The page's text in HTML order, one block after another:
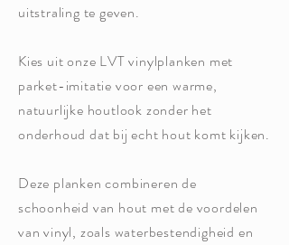
uitstraling te geven.
Kies uit onze LVT vinylplanken met
parket-imitatie voor een warme,
natuurlijke houtlook zonder het
onderhoud dat bij echt hout komt kijken.
Deze planken combineren de
schoonheid van hout met de voordelen
van vinyl, zoals waterbestendigheid en